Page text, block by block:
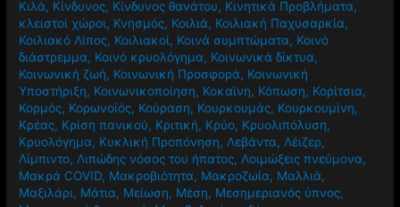
Κιλά, Κίνδυνος, Κίνδυνος θανάτου, Κινητικά Προβλήματα,
κλειστοί χώροι, Κνησμός, Κοιλιά, Κοιλιακή Παχυσαρκία,
Κοιλιακό Λίπος, Κοιλιακοί, Κοινά συμπτώματα, Κοινό
διάστρεμμα, Κοινό κρυολόγημα, Κοινωνικά δίκτυα,
Κοινωνική ζωή, Κοινωνική Προσφορά, Κοινωνική
Υποστήριξη, Κοινωνικοποίηση, Κοκαϊνη, Κόπωση, Κορίτσια,
Κορμός, Κορωνοϊός, Κούραση, Κουρκουμάς, Κουρκουμίνη,
Κρέας, Κρίση πανικού, Κριτική, Κρύο, Κρυολιπόλυση,
Κρυολόγημα, Κυκλική Προπόνηση, Λεβάντα, Λέιζερ,
Λίμπιντο, Λιπώδης νόσος του ήπατος, Λοιμώξεις πνεύμονα,
Μακρά COVID, Μακροβιότητα, Μακροζωία, Μαλλιά,
Μαξιλάρι, Μάτια, Μείωση, Μέση, Μεσημεριανός ύπνος,